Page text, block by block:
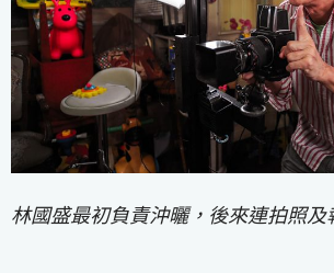
林國盛最初負責沖曬，後來連拍照及